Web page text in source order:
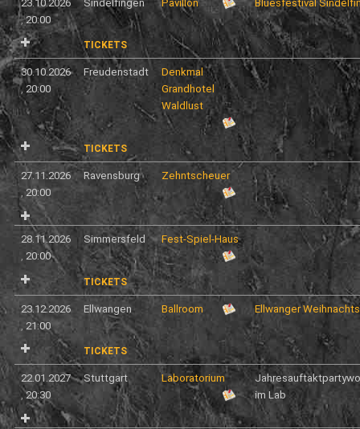
23.10.2026
,20:00
Sindelfingen Pavillon Bluesfestival
TICKETS
30.10.2026
, 20:00
Freudenstadt
Denkmal
Grandhotel
Waldlust
TICKETS
27.11.2026
,20:00
Ravensburg Zehntscheuer
28.11.2026
, 20:00
Simmersfeld Fest-Spiel-Haus
TICKETS
23.12.2026
, 21:00
Ellwangen Ballroom Ellwanger
TICKETS
22.01.2027
,20:30
Stuttgart Laboratorium
im Lab